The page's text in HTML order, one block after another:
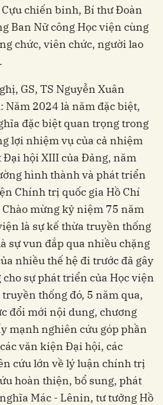
chiến binh, Bí thư Đoàn
Ban Nữ công Học viện cùng
chức, viên chức, người lao
GS, TS Nguyễn Xuân
Năm 2024 là năm đặc biệt,
đặc biệt quan trọng trong
lợi nhiệm vụ của cả nhiệm
hội XIII của Đảng, năm
hình thành và phát triển
Chính trị quốc gia Hồ Chí
mừng kỷ niệm 75 năm
là sự kế thừa truyền thống
sự vun đắp qua nhiều chặng
nhiều thế hệ đi trước đã gây
sự phát triển của Học viện
thống đó, 5 năm qua,
đổi mới nội dung, chương
mạnh nghiên cứu góp phần
văn kiện Đại hội, các
cứu lớn về lý luận chính trị
hoàn thiện, bổ sung, phát
Mác - Lênin, tư tưởng Hồ